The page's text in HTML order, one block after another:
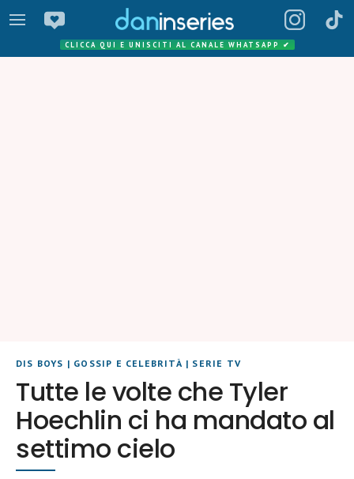
CLICCA QUI E UNISCITI AL CANALE WHATSAPP ✔
DIS BOYS | GOSSIP E CELEBRITÀ | SERIE TV
Tutte le volte che Tyler
Hoechlin ci ha mandato al
settimo cielo